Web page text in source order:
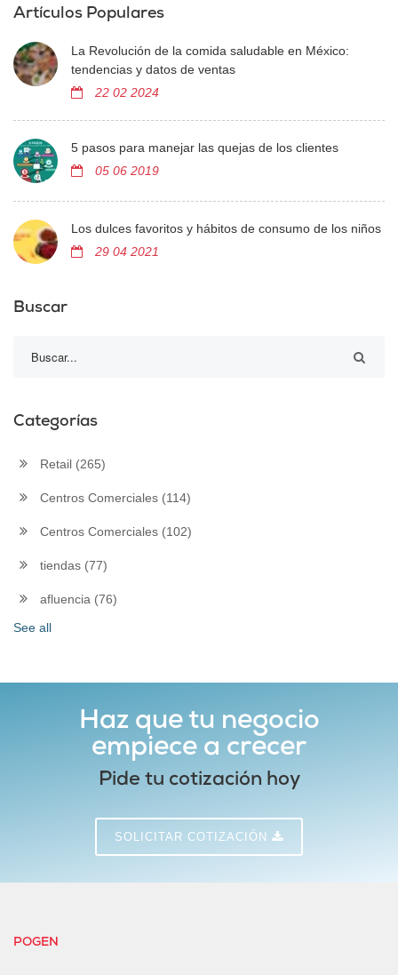
Artículos Populares
La Revolución de la comida saludable en México:
tendencias y datos de ventas
22 02 2024
5 pasos para manejar las quejas de los clientes
05 06 2019
Los dulces favoritos y hábitos de consumo de los niños
29 04 2021
Buscar
Categorías
Retail (265)
Centros Comerciales (114)
Centros Comerciales (102)
tiendas (77)
afluencia (76)
See all
Haz que tu negocio
empiece a crecer
Pide tu cotización hoy
SOLICITAR COTIZACIÓN
POGEN